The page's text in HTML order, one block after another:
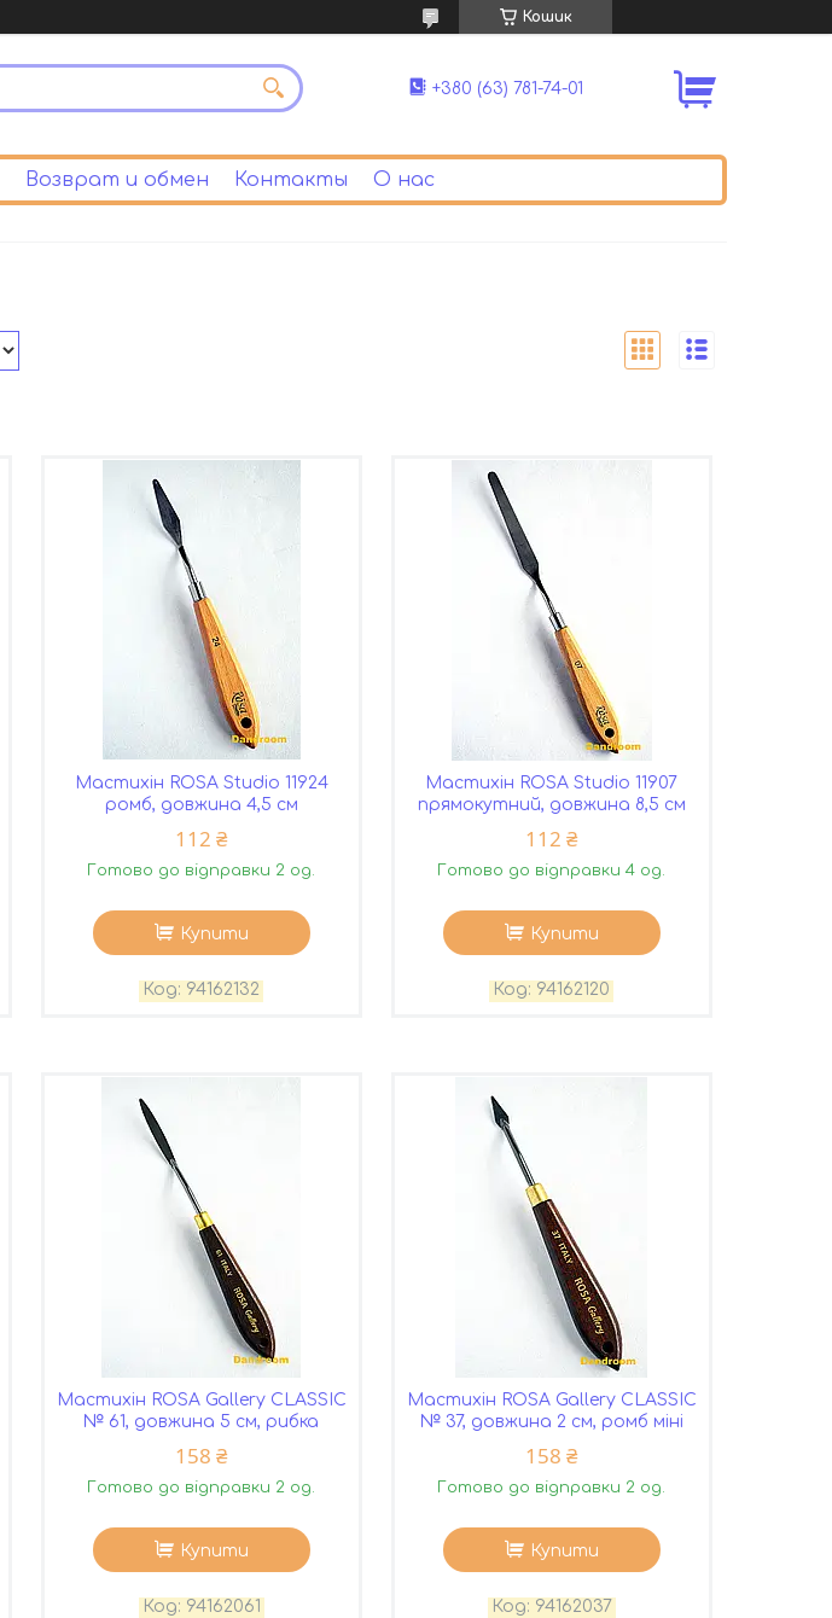
Кошик
+380 (63) 781-74-01
Возврат и обмен Контакты О нас
Мастихін ROSA Studio 11924
ромб, довжина 4,5 см
112 ₴
Готово до відправки 2 од.
Купити
94162132
Мастихін ROSA Studio 11907
прямокутний, довжина 8,5 см
112 ₴
Готово до відправки 4 од.
Купити
94162120
Мастихін ROSA Gallery CLASSIC
№ 61, довжина 5 см, рибка
158 ₴
Готово до відправки 2 од.
Купити
94162061
Мастихін ROSA Gallery CLASSIC
№ 37, довжина 2 см, ромб міні
158 ₴
Готово до відправки 2 од.
Купити
94162037